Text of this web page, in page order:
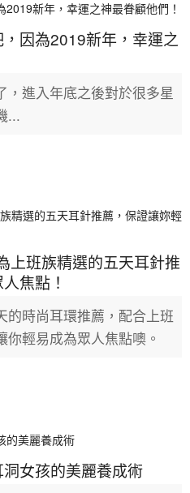
因為2019新年，幸運之
進入年底之後對於很多星
...
班族精選的五天耳針推
焦點！
的時尚耳環推薦，配合上班
輕易成為眾人焦點噢。
洞女孩的美麗養成術